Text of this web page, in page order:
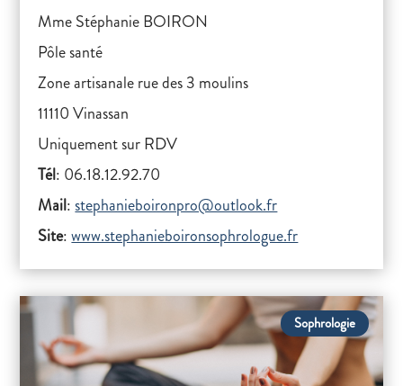
Mme Stéphanie BOIRON
Pôle santé
Zone artisanale rue des 3 moulins
11110 Vinassan
Uniquement sur RDV
Tél: 06.18.12.92.70
Mail:stephanieboironpro@outlook.fr
Site:www.stephanieboironsophrologue.fr
Sophrologie